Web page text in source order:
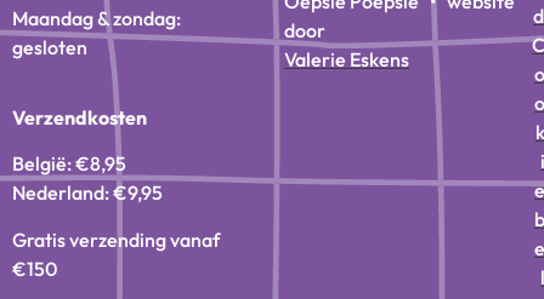
Maandag & zondag:
gesloten
Verzendkosten
België: €8,95
Nederland: €9,95
Gratis verzending vanaf
€150
door
Valerie Eskens
d
C
o
o
k
i
e
b
e
l